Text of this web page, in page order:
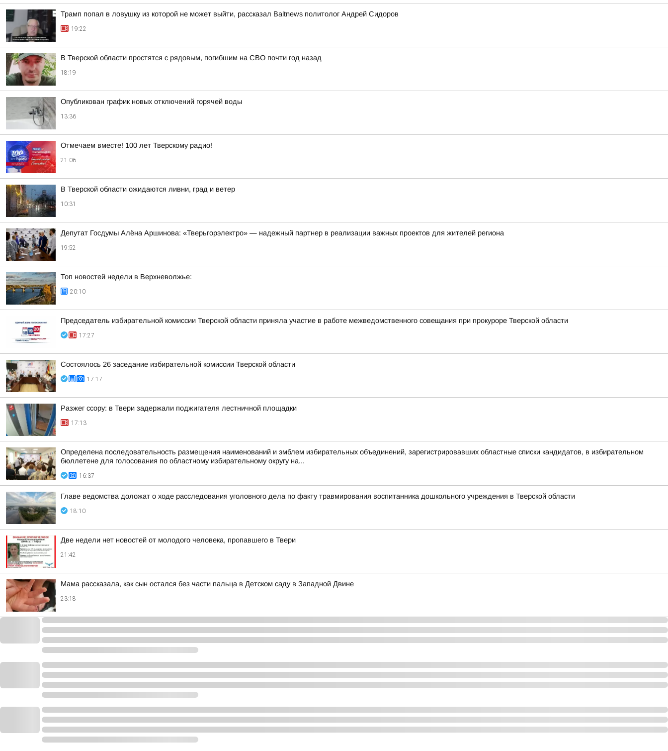
Трамп попал в ловушку из которой не может выйти, рассказал Baltnews политолог Андрей Сидоров
19:22
В Тверской области простятся с рядовым, погибшим на СВО почти год назад
18:19
Опубликован график новых отключений горячей воды
13:36
Отмечаем вместе! 100 лет Тверскому радио!
21:06
В Тверской области ожидаются ливни, град и ветер
10:31
Депутат Госдумы Алёна Аршинова: «Тверьгорэлектро» — надежный партнер в реализации важных проектов для жителей региона
19:52
Топ новостей недели в Верхневолжье:
20:10
Председатель избирательной комиссии Тверской области приняла участие в работе межведомственного совещания при прокуроре Тверской области
17:27
Состоялось 26 заседание избирательной комиссии Тверской области
17:17
Разжег ссору: в Твери задержали поджигателя лестничной площадки
17:13
Определена последовательность размещения наименований и эмблем избирательных объединений, зарегистрировавших областные списки кандидатов, в избирательном
бюллетене для голосования по областному избирательному округу на...
16:37
Главе ведомства доложат о ходе расследования уголовного дела по факту травмирования воспитанника дошкольного учреждения в Тверской области
18:10
Две недели нет новостей от молодого человека, пропавшего в Твери
21:42
Мама рассказала, как сын остался без части пальца в Детском саду в Западной Двине
23:18